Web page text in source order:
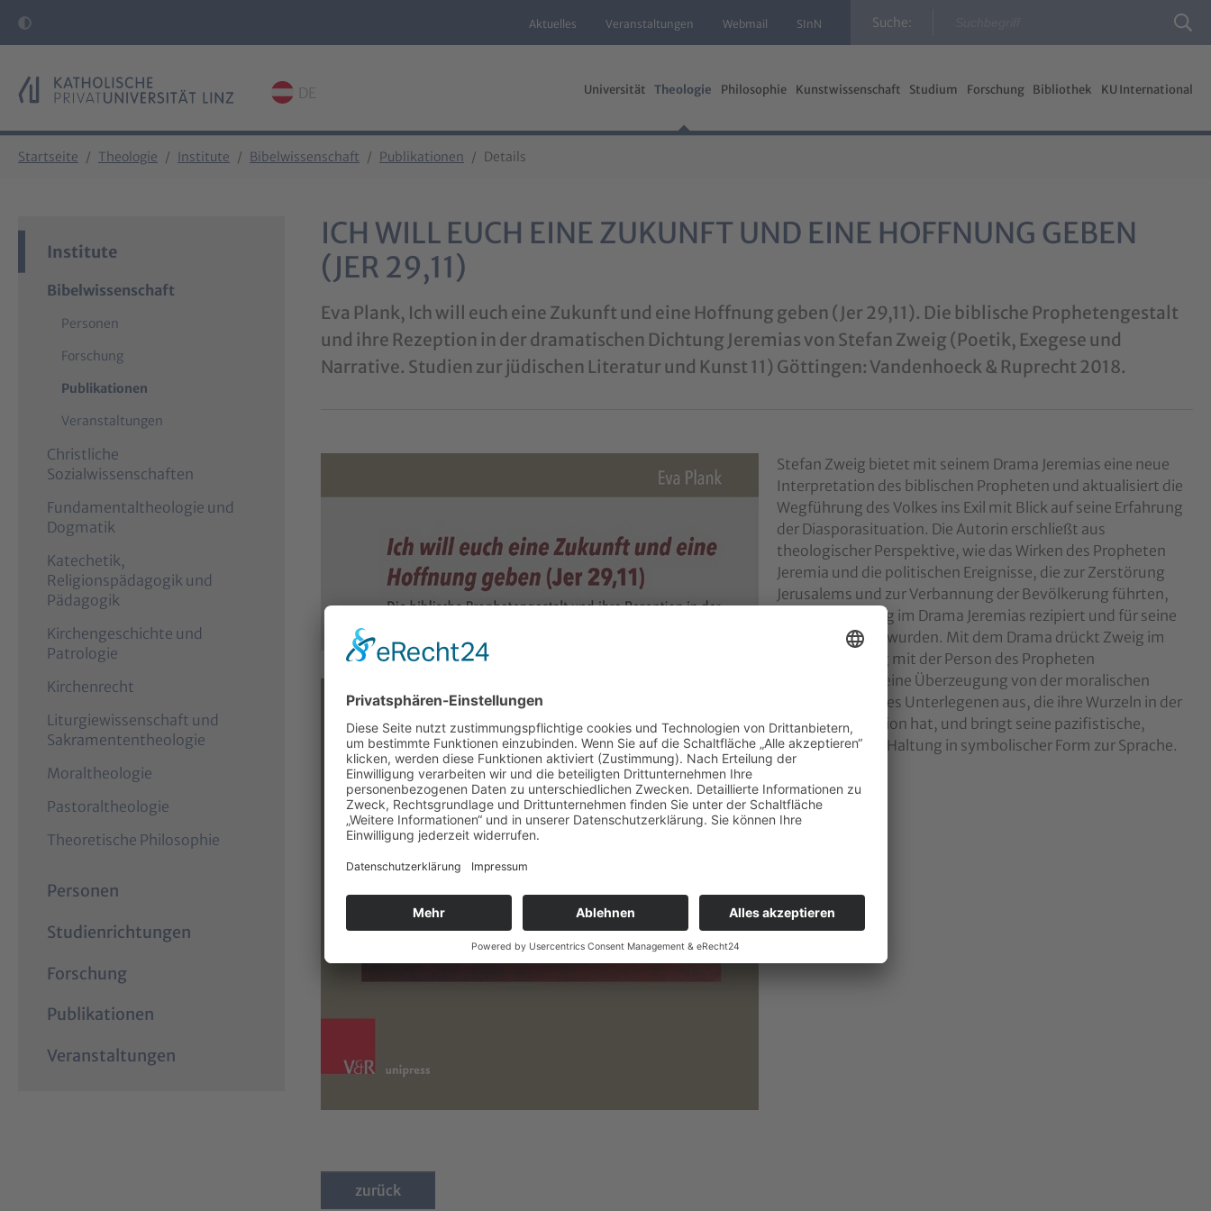
Aktuelles Veranstaltungen Webmail SInN Suche:
DE Universität Theologie Philosophie Kunstwissenschaft Studium Forschung Bibliothek KU International
Startseite Theologie Institute Bibelwissenschaft Publikationen Details
Institute
Bibelwissenschaft
Personen
Forschung
Publikationen
Veranstaltungen
Christliche
Sozialwissenschaften
Fundamentaltheologie und
Dogmatik
Katechetik,
Religionspädagogik und
Pädagogik
Kirchengeschichte und
Patrologie
Kirchenrecht
Liturgiewissenschaft und
Sakramententheologie
Moraltheologie
Pastoraltheologie
Theoretische Philosophie
Personen
Studienrichtungen
Forschung
Publikationen
Veranstaltungen
ICH WILL EUCH EINE ZUKUNFT UND EINE HOFFNUNG GEBEN
(JER 29,11)
Eva Plank, Ich will euch eine Zukunft und eine Hoffnung geben (Jer 29,11). Die biblische Prophetengestalt
und ihre Rezeption in der dramatischen Dichtung Jeremias von Stefan Zweig (Poetik, Exegese und
Narrative. Studien zur jüdischen Literatur und Kunst 11) Göttingen: Vandenhoeck & Ruprecht 2018.
Stefan Zweig bietet mit seinem Drama Jeremias eine neue
Interpretation des biblischen Propheten und aktualisiert die
Wegführung des Volkes ins Exil mit Blick auf seine Erfahrung
der Diasporasituation. Die Autorin erschließt aus
theologischer Perspektive, wie das Wirken des Propheten
Jeremia und die politischen Ereignisse, die zur Zerstörung
Jerusalems und zur Verbannung der Bevölkerung führten,
von Stefan Zweig im Drama Jeremias rezipiert und für seine
Zeit aktualisiert wurden. Mit dem Drama drückt Zweig im
Ersten Weltkrieg mit der Person des Propheten
metaphorisch seine Überzeugung von der moralischen
Überlegenheit des Unterlegenen aus, die ihre Wurzeln in der
jüdischen Tradition hat, und bringt seine pazifistische,
weltbürgerliche Haltung in symbolischer Form zur Sprache.
zurück